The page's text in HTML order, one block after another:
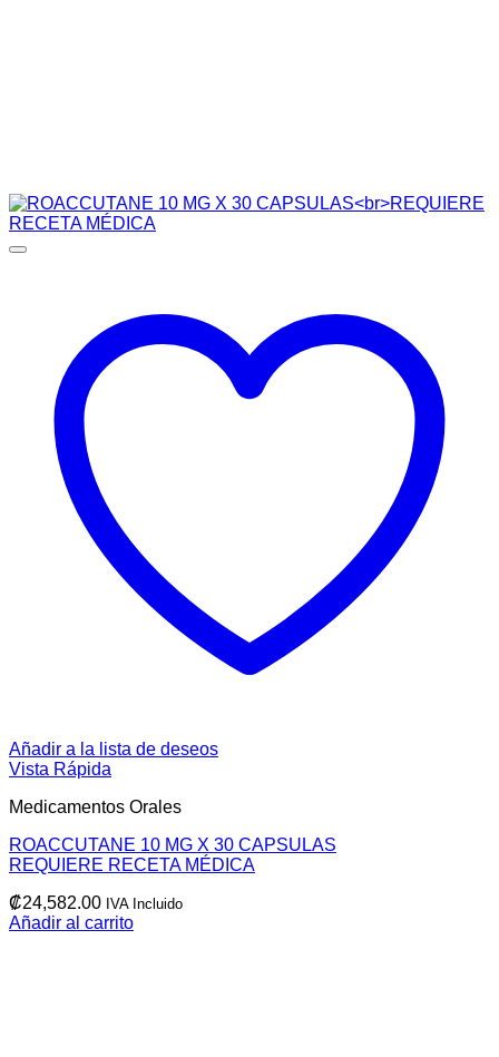
Añadir a la lista de deseos
Vista Rápida
Medicamentos Orales
ROACCUTANE 10 MG X 30 CAPSULAS
REQUIERE RECETA MÉDICA
₡24,582.00 IVA Incluido
Añadir al carrito